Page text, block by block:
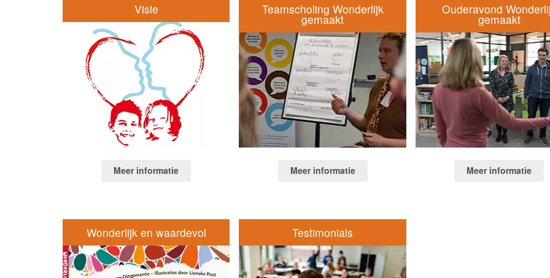
Visie
Meer informatie
Teamscholing Wonderlijk
gemaakt
Meer informatie
Ouderavond
gemaakt
Meer informatie
Wonderlijk en waardevol Testimonials